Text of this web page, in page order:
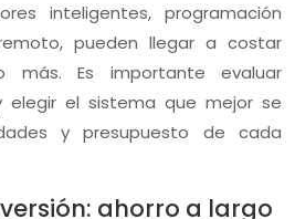
inteligentes, programación
pueden llegar a costar
más. Es importante evaluar
elegir el sistema que mejor se
y presupuesto de cada
ahorro a largo